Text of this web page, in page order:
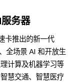
务器
卡推出的新一代
全场景 AI 和开放生
计算及机器学习等
慧交通、智慧医疗